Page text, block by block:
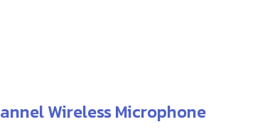
Wireless Microphone